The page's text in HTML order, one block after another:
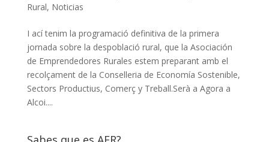
Rural, Noticias
I ací tenim la programació definitiva de la primera
jornada sobre la despoblació rural, que la Asociación
de Emprendedores Rurales estem preparant amb el
recolçament de la Conselleria de Economía Sostenible,
Sectors Productius, Comerç y Treball.Serà a Agora a
Alcoi....